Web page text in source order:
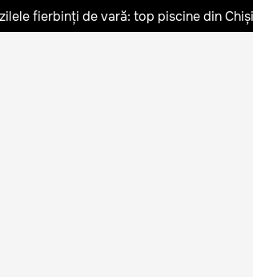
fierbinți de vară: top piscine din